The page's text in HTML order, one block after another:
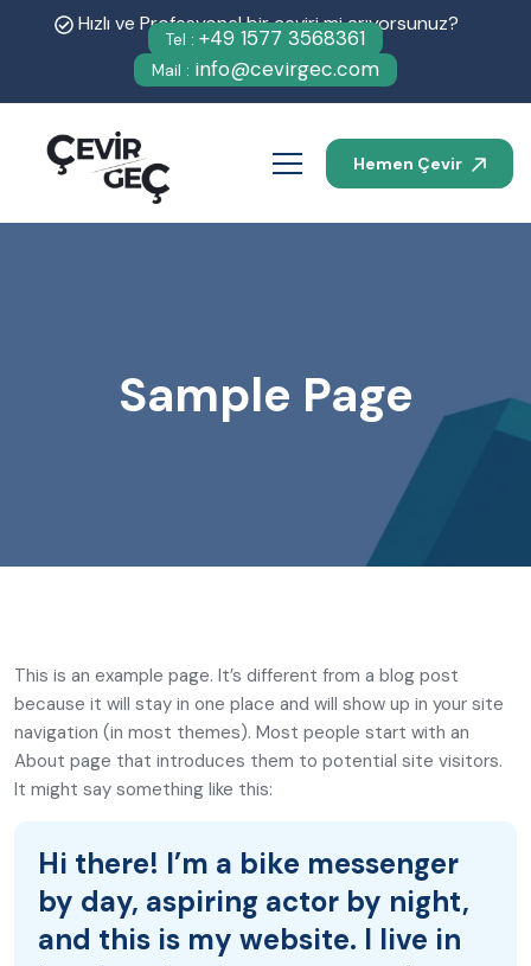
Hızlı ve Profesyonel bir çeviri mi arıyorsunuz?
Tel : +49 1577 3568361
Mail : info@cevirgec.com
Hemen Çevir
Sample Page
This is an example page. It’s different from a blog post
because it will stay in one place and will show up in your site
navigation (in most themes). Most people start with an
About page that introduces them to potential site visitors.
It might say something like this:
Hi there! I’m a bike messenger
by day, aspiring actor by night,
and this is my website. I live in